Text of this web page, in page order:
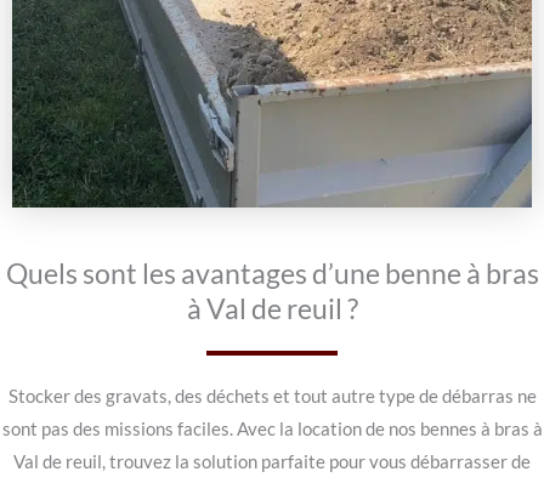
Quels sont les avantages d’une benne à bras
à Val de reuil ?
Stocker des gravats, des déchets et tout autre type de débarras ne
sont pas des missions faciles. Avec la location de nos bennes à bras à
Val de reuil, trouvez la solution parfaite pour vous débarrasser de